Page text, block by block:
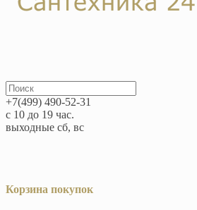
+7(499) 490-52-31
с 10 до 19 час.
выходные сб, вс
Корзина покупок